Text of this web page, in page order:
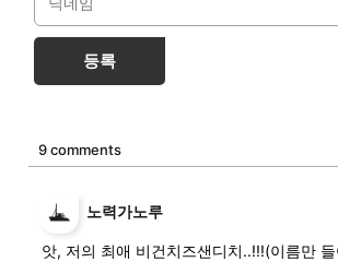
등록
9 comments
노력가노루
앗, 저의 최애 비건치즈샌디치..!!!(이름만